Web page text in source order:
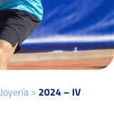
>2024 – IV